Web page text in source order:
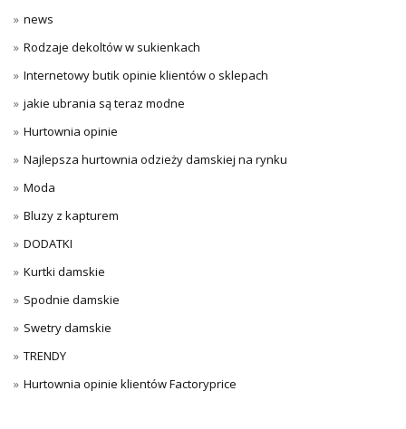
news
Rodzaje dekoltów w sukienkach
Internetowy butik opinie klientów o sklepach
jakie ubrania są teraz modne
Hurtownia opinie
Najlepsza hurtownia odzieży damskiej na rynku
Moda
Bluzy z kapturem
DODATKI
Kurtki damskie
Spodnie damskie
Swetry damskie
TRENDY
Hurtownia opinie klientów Factoryprice